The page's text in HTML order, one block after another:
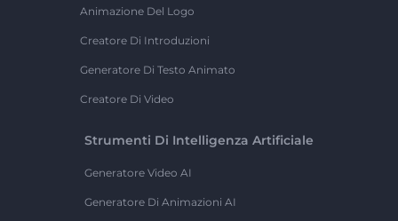
Animazione Del Logo
Creatore Di Introduzioni
Generatore Di Testo Animato
Creatore Di Video
Strumenti Di Intelligenza Artificiale
Generatore Video AI
Generatore Di Animazioni AI